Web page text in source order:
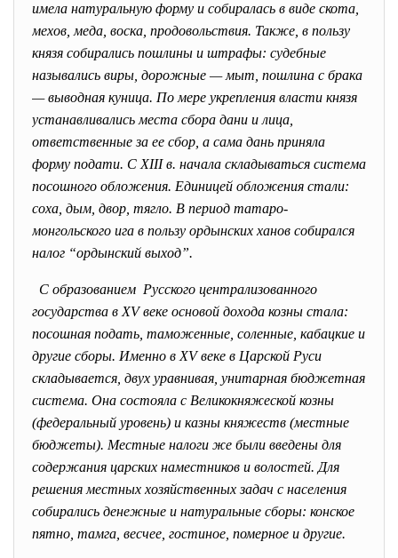
имела натуральную форму и собиралась в виде скота,
мехов, меда, воска, продовольствия. Также, в пользу
князя собирались пошлины и штрафы: судебные
назывались виры, дорожные — мыт, пошлина с брака
— выводная куница. По мере укрепления власти князя
устанавливались места сбора дани и лица,
ответственные за ее сбор, а сама дань приняла
форму подати. С XIII в. начала складываться система
посошного обложения. Единицей обложения стали:
соха, дым, двор, тягло. В период татаро-
монгольского ига в пользу ордынских ханов собирался
налог “ордынский выход”.
С образованием Русского централизованного
государства в XV веке основой дохода козны стала:
посошная подать, таможенные, соленные, кабацкие и
другие сборы. Именно в XV веке в Царской Руси
складывается, двух уравнивая, унитарная бюджетная
система. Она состояла с Великокняжеской козны
(федеральный уровень) и казны княжеств (местные
бюджеты). Местные налоги же были введены для
содержания царских наместников и волостей. Для
решения местных хозяйственных задач с населения
собирались денежные и натуральные сборы: конское
пятно, тамга, весчее, гостиное, померное и другие.